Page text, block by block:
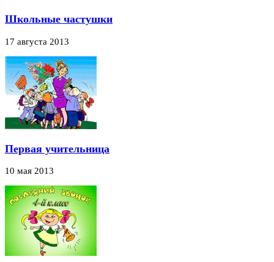
Школьные частушки
17 августа 2013
Первая учительница
10 мая 2013